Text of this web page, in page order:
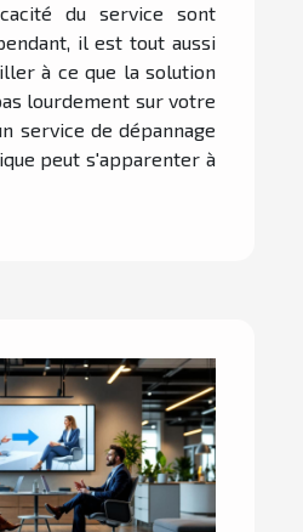
du service sont
il est tout aussi
à ce que la solution
lourdement sur votre
service de dépannage
peut s'apparenter à